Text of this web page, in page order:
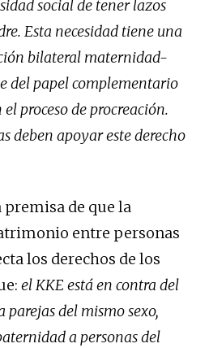
social de tener lazos
Esta necesidad tiene una
bilateral maternidad-
del papel complementario
proceso de procreación.
deben apoyar este derecho
de que la
entre personas
los derechos de los
el KKE está en contra del
del mismo sexo,
a personas del